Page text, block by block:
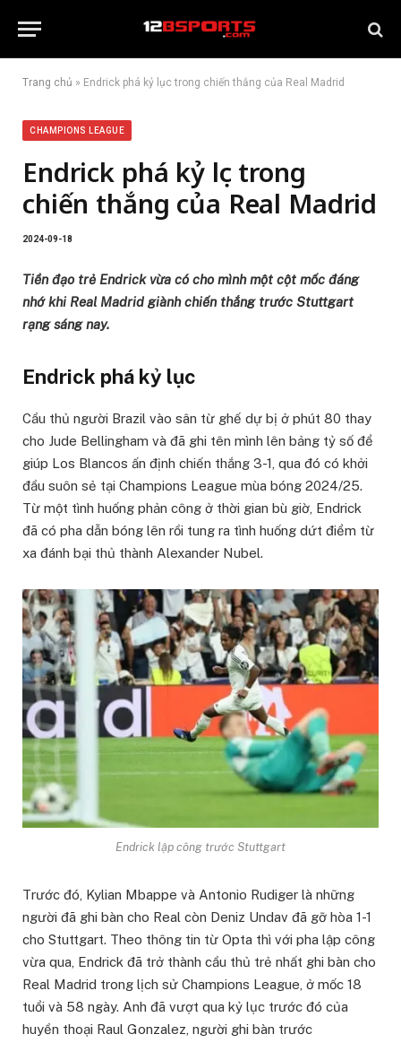
Trang chủ » Endrick phá kỷ lục trong chiến thắng của Real Madrid
CHAMPIONS LEAGUE
Endrick phá kỷ lục trong
chiến thắng của Real Madrid
2024-09-18
Tiền đạo trẻ Endrick vừa có cho mình một cột mốc đáng
nhớ khi Real Madrid giành chiến thắng trước Stuttgart
rạng sáng nay.
Endrick phá kỷ lục
Cầu thủ người Brazil vào sân từ ghế dự bị ở phút 80 thay
cho Jude Bellingham và đã ghi tên mình lên bảng tỷ số để
giúp Los Blancos ấn định chiến thắng 3-1, qua đó có khởi
đầu suôn sẻ tại Champions League mùa bóng 2024/25.
Từ một tình huống phản công ở thời gian bù giờ, Endrick
đã có pha dẫn bóng lên rồi tung ra tình huống dứt điểm từ
xa đánh bại thủ thành Alexander Nubel.
Endrick lập công trước Stuttgart
Trước đó, Kylian Mbappe và Antonio Rudiger là những
người đã ghi bàn cho Real còn Deniz Undav đã gỡ hòa 1-1
cho Stuttgart. Theo thông tin từ Opta thì với pha lập công
vừa qua, Endrick đã trở thành cầu thủ trẻ nhất ghi bàn cho
Real Madrid trong lịch sử Champions League, ở mốc 18
tuổi và 58 ngày. Anh đã vượt qua kỷ lục trước đó của
huyền thoại Raul Gonzalez, người ghi bàn trước